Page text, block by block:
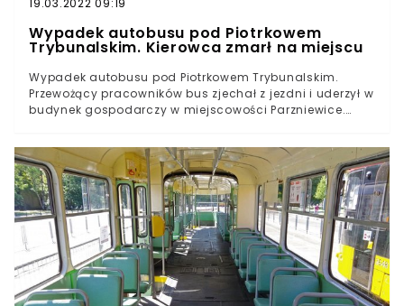
19.03.2022 09:19
Wypadek autobusu pod Piotrkowem
Trybunalskim. Kierowca zmarł na miejscu
Wypadek autobusu pod Piotrkowem Trybunalskim.
Przewożący pracowników bus zjechał z jezdni i uderzył w
budynek gospodarczy w miejscowości Parzniewice.